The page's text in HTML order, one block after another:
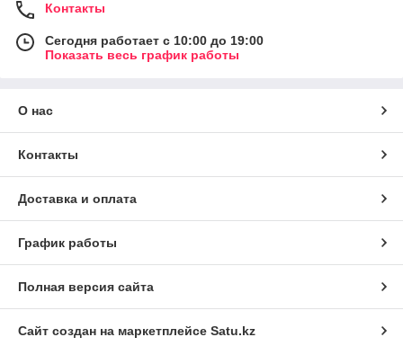
Контакты
Сегодня работает с 10:00 до 19:00
Показать весь график работы
О нас
Контакты
Доставка и оплата
График работы
Полная версия сайта
Сайт создан на маркетплейсе Satu.kz